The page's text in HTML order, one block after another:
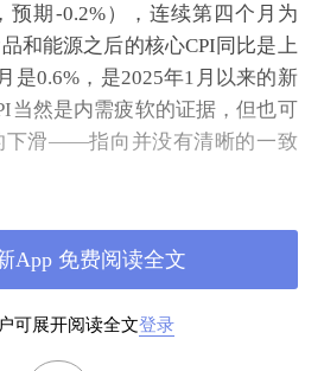
预期-0.2%），连续第四个月为
和能源之后的核心CPI同比是上
是0.6%，是2025年1月以来的新
然是内需疲软的证据，但也可
下滑——指向并没有清晰的一致
分点，但环比并没有变动，换句
日子更难过，但和上个月相比，
，这是好消息还是坏消息呢？
可展开阅读全文登录
App 免费阅读全文